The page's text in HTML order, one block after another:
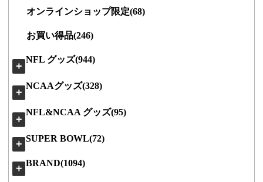
オンラインショップ限定(68)
お買い得品(246)
＋
NFL グッズ(944)
＋
NCAAグッズ(328)
＋
NFL&NCAA グッズ(95)
＋
SUPER BOWL(72)
＋
BRAND(1094)